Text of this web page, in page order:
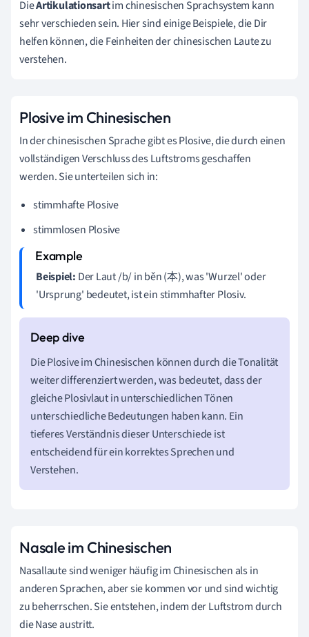
DieArtikulationsartim chinesischen Sprachsystem kann
sehr verschieden sein. Hier sind einige Beispiele, die Dir
helfen können, die Feinheiten der chinesischen Laute zu
verstehen.
Plosive im Chinesischen
In der chinesischen Sprache gibt es Plosive, die durch einen
vollständigen Verschluss des Luftstroms geschaffen
werden. Sie unterteilen sich in:
stimmhafte Plosive
stimmlosen Plosive
Beispiel: Der Laut /b/ in běn (本), was 'Wurzel' oder
'Ursprung' bedeutet, ist ein stimmhafter Plosiv.
Die Plosive im Chinesischen können durch die Tonalität
weiter differenziert werden, was bedeutet, dass der
gleiche Plosivlaut in unterschiedlichen Tönen
unterschiedliche Bedeutungen haben kann. Ein
tieferes Verständnis dieser Unterschiede ist
entscheidend für ein korrektes Sprechen und
Verstehen.
Nasale im Chinesischen
Nasallaute sind weniger häufig im Chinesischen als in
anderen Sprachen, aber sie kommen vor und sind wichtig
zu beherrschen. Sie entstehen, indem der Luftstrom durch
die Nase austritt.